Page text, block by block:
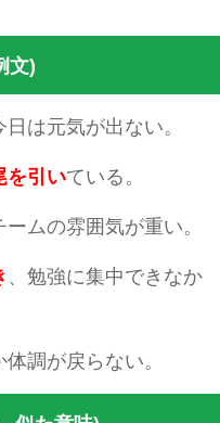
文)
日は元気が出ない。
を引いている。
ームの雰囲気が重い。
、勉強に集中できなか
調が戻らない。